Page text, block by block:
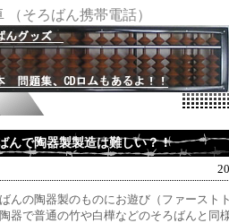
そろばん携帯電話）
んで陶器製製造は難しい？！
んの陶器製のものにお遊び（ファースト
器で普通の竹や白樺などのそろばんと同